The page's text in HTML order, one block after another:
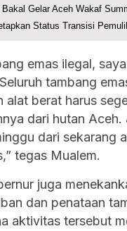
Bakal Gelar Aceh Wakaf
Status Transisi
emas ilegal,
tambang
alat berat harus
dari hutan
dari sekarang
tegas Mualem.
juga
dan penataan
aktivitas tersebut